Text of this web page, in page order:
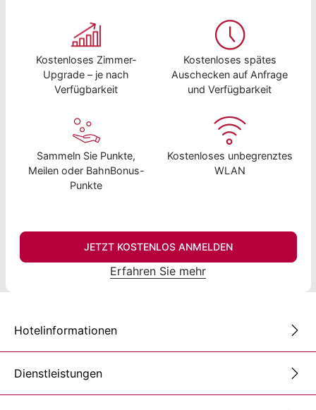
Kostenloses Zimmer-
Upgrade – je nach
Verfügbarkeit
Kostenloses spätes
Auschecken auf Anfrage
und Verfügbarkeit
Sammeln Sie Punkte,
Meilen oder BahnBonus-
Punkte
Kostenloses unbegrenztes
WLAN
JETZT KOSTENLOS ANMELDEN
Erfahren Sie mehr
Hotelinformationen
Dienstleistungen